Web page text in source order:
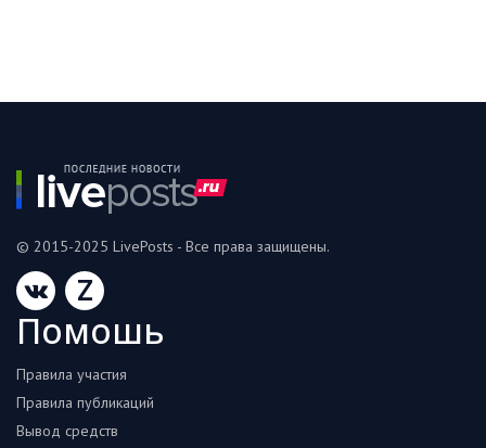
© 2015-2025 LivePosts - Все права защищены.
Z
Помошь
Правила участия
Правила публикаций
Вывод средств